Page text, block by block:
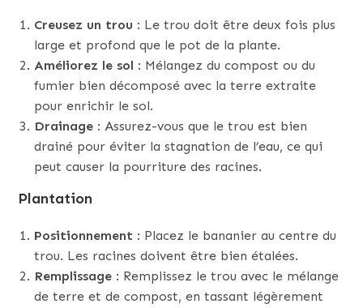
Creusez un trou : Le trou doit être deux fois plus
large et profond que le pot de la plante.
Améliorez le sol : Mélangez du compost ou du
fumier bien décomposé avec la terre extraite
pour enrichir le sol.
Drainage : Assurez-vous que le trou est bien
drainé pour éviter la stagnation de l’eau, ce qui
peut causer la pourriture des racines.
Plantation
Positionnement : Placez le bananier au centre du
trou. Les racines doivent être bien étalées.
Remplissage : Remplissez le trou avec le mélange
de terre et de compost, en tassant légèrement